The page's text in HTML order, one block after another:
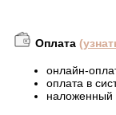
Оплата
онлайн-
оплата в
наложенный